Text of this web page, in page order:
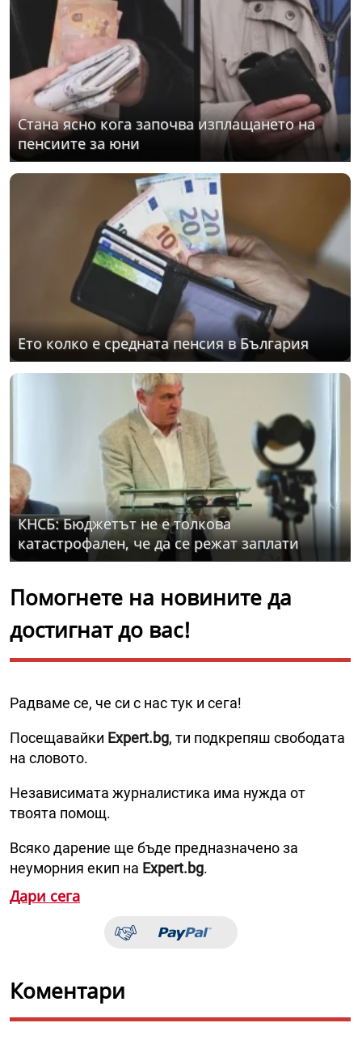
Стана ясно кога започва изплащането на
пенсиите за юни
Ето колко е средната пенсия в България
КНСБ: Бюджетът не е толкова
катастрофален, че да се режат заплати
Помогнете на новините да
достигнат до вас!
Радваме се, че си с нас тук и сега!
Посещавайки Expert.bg, ти подкрепяш свободата
на словото.
Независимата журналистика има нужда от
твоята помощ.
Всяко дарение ще бъде предназначено за
неуморния екип на Expert.bg.
Дари сега
Коментари